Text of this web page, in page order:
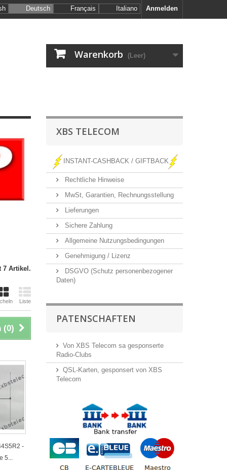
Anmelden
Deutsch Français Italiano
Warenkorb (Leer)
7 Artikel.
Liste
(0)
-
5...
XBS TELECOM
INSTANT-CASHBACK / GIFTBACK
Rechtliche Hinweise
MwSt, Garantien, Rechnungsstellung
Lieferungen
Sichere Zahlung
Allgemeine Nutzungsbedingungen
Genehmigung / Lizenz
DSGVO (Schutz personenbezogener
Daten)
PATENSCHAFTEN
Von XBS Telecom sa gesponserte
Radio-Clubs
QSL-Karten, gesponsert von XBS
Telecom